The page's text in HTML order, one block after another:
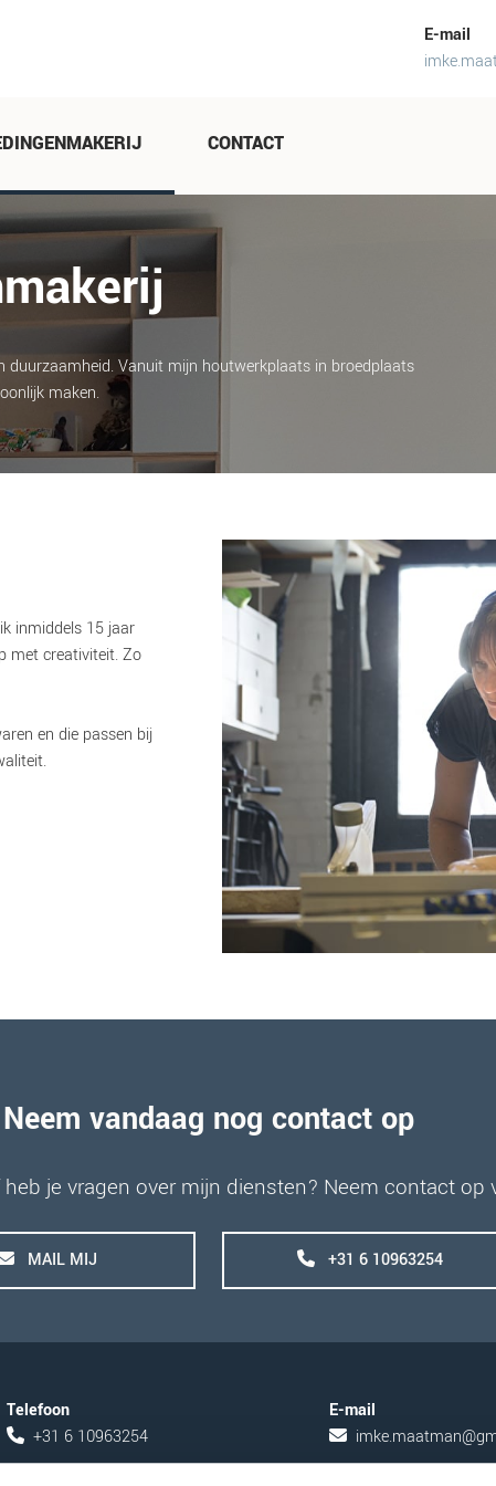
E-mail
CONTACT
Vanuit mijn houtwerkplaats in broedplaats
maken.
inmiddels 15 jaar
met creativiteit. Zo
en die passen bij
Neem vandaag nog contact op
je vragen over mijn diensten? Neem contact op
MAIL MIJ +31 6 10963254
Telefoon
 +31 6 10963254
E-mail
